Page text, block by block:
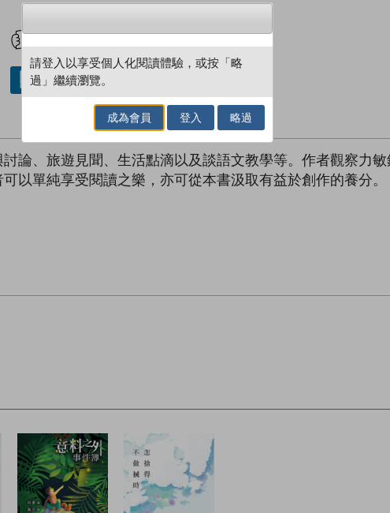
借閱實體書
論、旅遊見聞、生活點滴以及談語文教學等。作者觀察力
以單純享受閱讀之樂，亦可從本書汲取有益於創作的養分。
請登入以享受個人化閱讀體驗，或按「略
過」繼續瀏覽。
成為會員 登入 略過